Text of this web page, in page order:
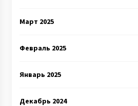
Март 2025
Февраль 2025
Январь 2025
Декабрь 2024